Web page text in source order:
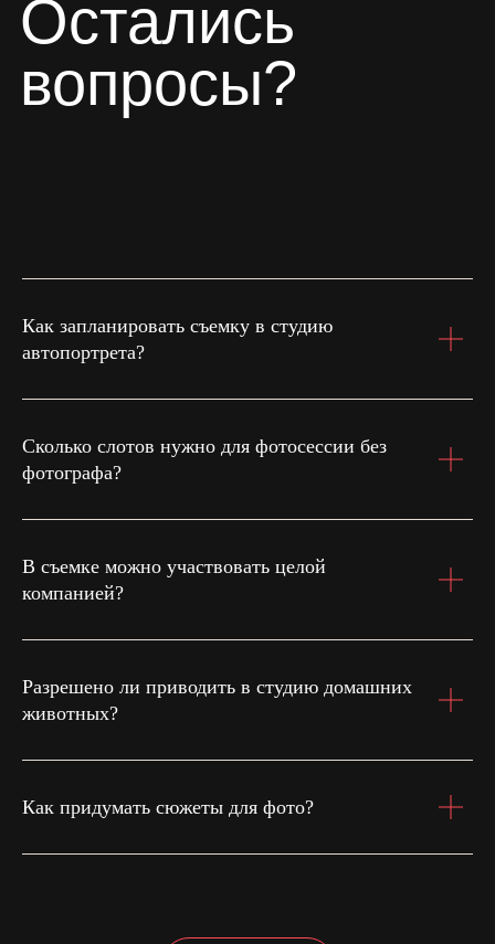
Как запланировать съемку в студию
автопортрета?
Сколько слотов нужно для фотосессии без
фотографа?
В съемке можно участвовать целой
компанией?
Разрешено ли приводить в студию домашних
животных?
Как придумать сюжеты для фото?